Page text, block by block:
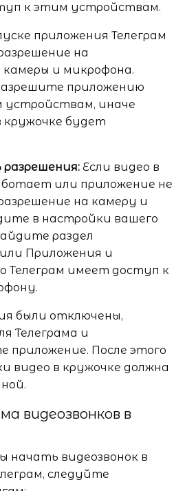
к этим устройствам.
приложения Телеграм
на
камеры и микрофона.
приложению
устройствам, иначе
кружочке будет
разрешения: Если видео в
или приложение не
на камеру и
в настройки вашего
раздел
Приложения и
Телеграм имеет доступ к
были отключены,
Телеграма и
приложение. После этого
видео в кружочке должна
видеозвонков в
начать видеозвонок в
следуйте